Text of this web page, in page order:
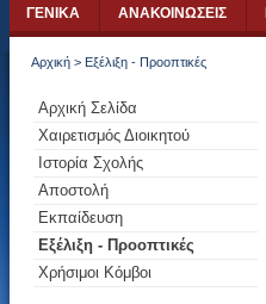
ΓΕΝΙΚΑ ΑΝΑΚΟΙΝΩΣΕΙΣ
Αρχική > Εξέλιξη - Προοπτικές
Αρχική Σελίδα
Χαιρετισμός Διοικητού
Ιστορία Σχολής
Αποστολή
Εκπαίδευση
Εξέλιξη - Προοπτικές
Χρήσιμοι Κόμβοι